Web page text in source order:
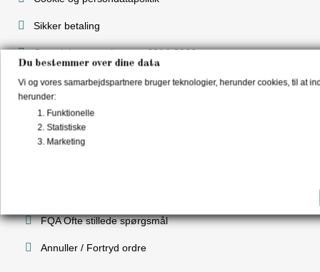
Sikker betaling
Copyrights og ophavsret 2014-2026
ADMINISTRER COOKIES
INFORMATION
FQA Ofte stillede spørgsmål
Annuller / Fortryd ordre
Du bestemmer over dine data
Vi og vores samarbejdspartnere bruger teknologier, herunder cookies, til at
herunder:
Funktionelle
Statistiske
Marketing